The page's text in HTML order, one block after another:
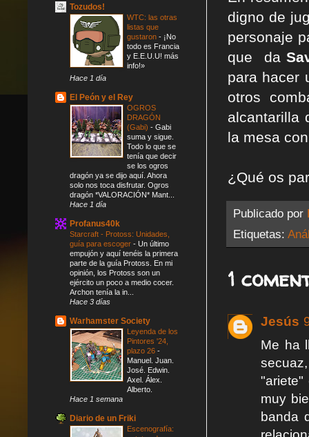
digno de
personaje
que da
para hacer
otros
alcantarilla
la mesa
¿Qué os
Publicado por
Etiquetas:
1
Jesús
Me ha
"ariete"
muy
banda
Tozudos!
WTC: las otras
listas que
gustaron - ¡No
todo es Francia
y E.E.U.U! más
info!»
Hace 1 día
El Peón y el Rey
OGROS
DRAGÓN
(Gabi) - Gabi
suma y sigue.
Todo lo que se
tenía que decir
se los ogros
dragón ya se dijo aquí. Ahora
solo nos toca disfrutar. Ogros
dragón *VALORACIÓN* Mant...
Hace 1 día
Profanus40k
Starcraft - Protoss: Unidades,
guía para escoger - Un último
empujón y aquí tenéis la primera
parte de la guía Protoss. En mi
opinión, los Protoss son un
ejército un poco a medio cocer.
Archon tenía la in...
Hace 3 días
Warhamster Society
Leyenda de los
Pintores '24,
plazo 26 -
Manuel. Juan.
José. Edwin.
Axel. Álex.
Alberto.
Hace 1 semana
Diario de un Friki
Escenografía: